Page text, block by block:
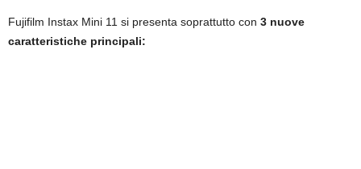
Fujifilm Instax Mini 11 si presenta soprattutto con 3 nuove
caratteristiche principali: